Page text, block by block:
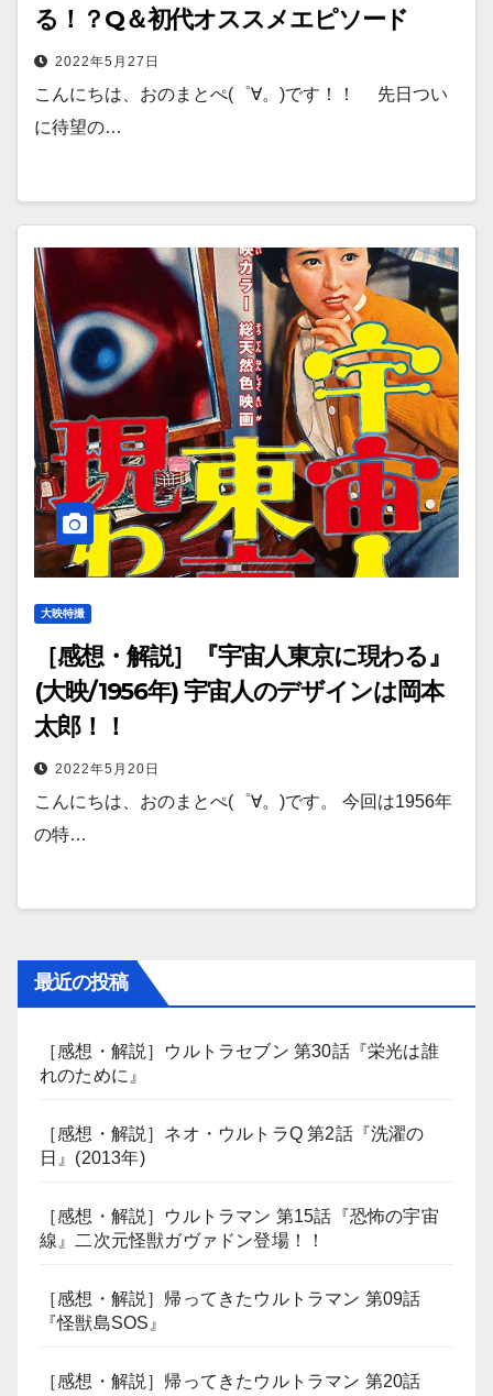
る！？Q＆初代オススメエピソード
2022年5月27日
こんにちは、おのまとぺ(゜∀。)です！！ 先日つい
に待望の…
大映特撮
［感想・解説］『宇宙人東京に現わる』
(大映/1956年) 宇宙人のデザインは岡本
太郎！！
2022年5月20日
こんにちは、おのまとぺ(゜∀。)です。 今回は1956年
の特…
最近の投稿
［感想・解説］ウルトラセブン 第30話『栄光は誰
れのために』
［感想・解説］ネオ・ウルトラQ 第2話『洗濯の
日』(2013年)
［感想・解説］ウルトラマン 第15話『恐怖の宇宙
線』二次元怪獣ガヴァドン登場！！
［感想・解説］帰ってきたウルトラマン 第09話
『怪獣島SOS』
［感想・解説］帰ってきたウルトラマン 第20話